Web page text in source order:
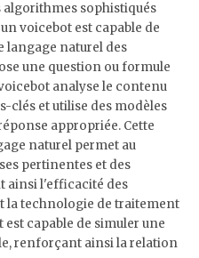
algorithmes sophistiqués
voicebot est capable de
naturel des
une question ou formule
analyse le contenu
clés et utilise des modèles
appropriée. Cette
naturel permet au
pertinentes et des
ainsi l'efficacité des
la technologie de traitement
capable de simuler une
renforçant ainsi la relation